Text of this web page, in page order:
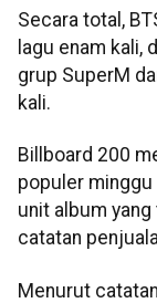
Secara total,
lagu enam kali,
grup SuperM
kali.
Billboard 200
populer minggu
unit album
catatan
Menurut